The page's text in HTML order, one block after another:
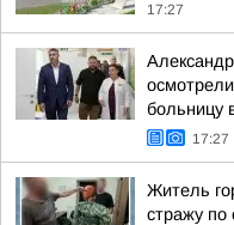
17:27
больницу
17:27
Житель
стражу по